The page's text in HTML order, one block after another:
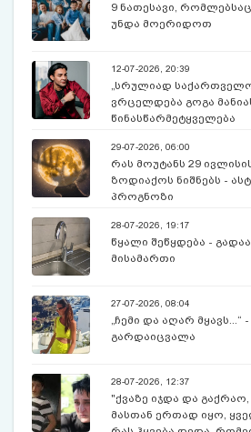
9 ნათესავი,
უნდა მოერიდოთ
12-07-2026, 20:39
„სრულიად
ვრცელდება გოგა
წინასწარმეტყველება
29-07-2026, 06:00
რას მოუტანს 29
ზოდიაქოს ნიშნებს -
პროგნოზი
28-07-2026, 19:17
წყალი შეწყდება -
მისამართი
27-07-2026, 08:04
„ჩემი და აღარ
გარდაიცვალა
28-07-2026, 12:37
"ქვაზე იჯდა და გაქრაო,
მასთან ერთად იყო,